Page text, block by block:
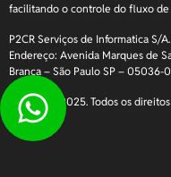
facilitando o controle do fluxo
P2CR Serviços de Informatica S/
Endereço: Avenida Marques de
Branca – São Paulo SP – 05036-
Copyright 2025. Todos os